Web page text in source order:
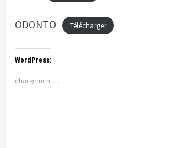
ODONTO Télécharger
WordPress:
chargement…